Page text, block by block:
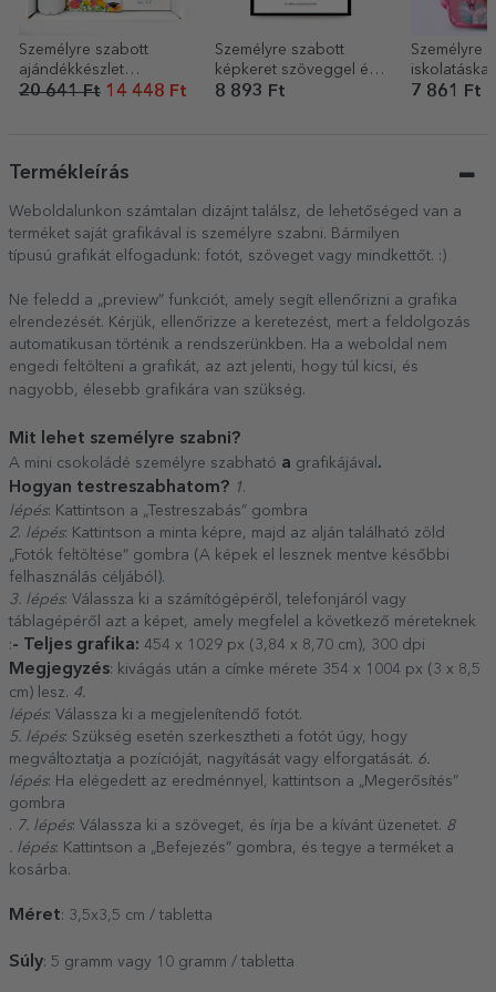
Személyre szabott
ajándékkészlet
tanárnőknek, üzenettel
20 641 Ft 14 448 Ft
Személyre szabott
képkeret szöveggel és
54 fotóval – Apa, 2 lány
8 893 Ft
Személyre
iskolatáska
7 861 Ft
Termékleírás
Weboldalunkon számtalan dizájnt találsz, de lehetőséged van a
terméket saját grafikával is személyre szabni. Bármilyen
típusú grafikát elfogadunk: fotót, szöveget vagy mindkettőt. :)
Ne feledd a „preview” funkciót, amely segít ellenőrizni a grafika
elrendezését. Kérjük, ellenőrizze a keretezést, mert a feldolgozás
automatikusan történik a rendszerünkben. Ha a weboldal nem
engedi feltölteni a grafikát, az azt jelenti, hogy túl kicsi, és
nagyobb, élesebb grafikára van szükség.
Mit lehet személyre szabni?
A mini csokoládé személyre szabható a grafikájával .
Hogyan testreszabhatom? 1.
lépés: Kattintson a „Testreszabás” gombra
2. lépés: Kattintson a minta képre, majd az alján található zöld
„Fotók feltöltése” gombra (A képek el lesznek mentve későbbi
felhasználás céljából).
3. lépés: Válassza ki a számítógépéről, telefonjáról vagy
táblagépéről azt a képet, amely megfelel a következő méreteknek
:- Teljes grafika: 454 x 1029 px (3,84 x 8,70 cm), 300 dpi
Megjegyzés: kivágás után a címke mérete 354 x 1004 px (3 x 8,5
cm) lesz. 4.
lépés: Válassza ki a megjelenítendő fotót.
5. lépés: Szükség esetén szerkesztheti a fotót úgy, hogy
megváltoztatja a pozícióját, nagyítását vagy elforgatását. 6.
lépés: Ha elégedett az eredménnyel, kattintson a „Megerősítés”
gombra
. 7. lépés: Válassza ki a szöveget, és írja be a kívánt üzenetet. 8
. lépés: Kattintson a „Befejezés” gombra, és tegye a terméket a
kosárba.
Méret: 3,5x3,5 cm / tabletta
Súly: 5 gramm vagy 10 gramm / tabletta